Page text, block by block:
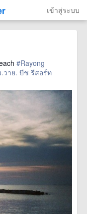
เข้าสู่ระบบ
#Rayong
.วาย. บีช รีสอร์ท